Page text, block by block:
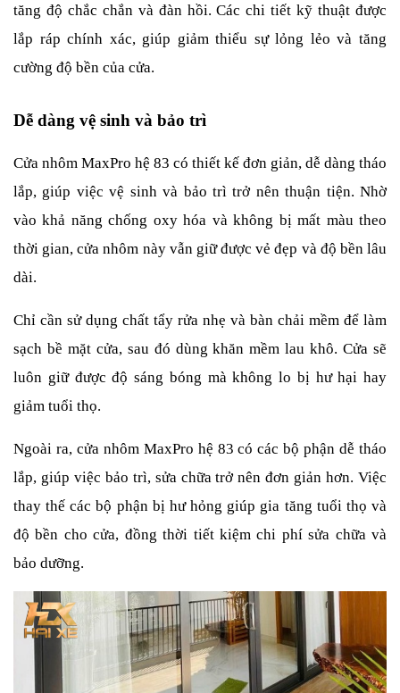
tăng độ chắc chắn và đàn hồi. Các chi tiết kỹ thuật được
lắp ráp chính xác, giúp giảm thiểu sự lỏng lẻo và tăng
cường độ bền của cửa.
Dễ dàng vệ sinh và bảo trì
Cửa nhôm MaxPro hệ 83 có thiết kế đơn giản, dễ dàng tháo
lắp, giúp việc vệ sinh và bảo trì trở nên thuận tiện. Nhờ
vào khả năng chống oxy hóa và không bị mất màu theo
thời gian, cửa nhôm này vẫn giữ được vẻ đẹp và độ bền lâu
dài.
Chỉ cần sử dụng chất tẩy rửa nhẹ và bàn chải mềm để làm
sạch bề mặt cửa, sau đó dùng khăn mềm lau khô. Cửa sẽ
luôn giữ được độ sáng bóng mà không lo bị hư hại hay
giảm tuổi thọ.
Ngoài ra, cửa nhôm MaxPro hệ 83 có các bộ phận dễ tháo
lắp, giúp việc bảo trì, sửa chữa trở nên đơn giản hơn. Việc
thay thế các bộ phận bị hư hỏng giúp gia tăng tuổi thọ và
độ bền cho cửa, đồng thời tiết kiệm chi phí sửa chữa và
bảo dưỡng.